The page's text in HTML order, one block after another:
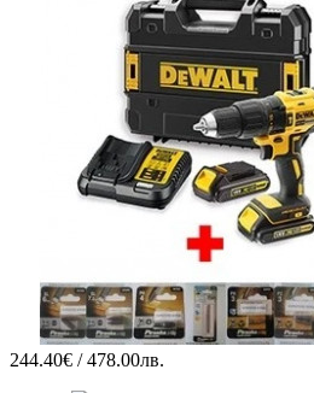
244.40€ / 478.00лв.